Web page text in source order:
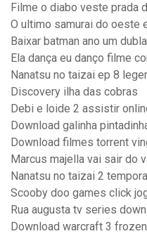
Filme o diabo veste prada
O ultimo samurai do oeste
Baixar batman ano um
Ela dança eu danço filme
Nanatsu no taizai ep 8
Discovery ilha das cobras
Debi e loide 2 assistir
Download galinha
Download filmes torrent
Marcus majella vai sair do
Nanatsu no taizai 2
Scooby doo games click
Rua augusta tv series
Download warcraft 3